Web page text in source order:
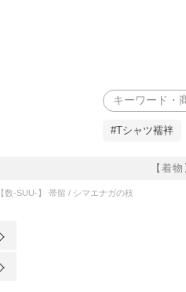
【着物
検索
#Tシャツ襦袢
【数-SUU-】 帯留 / シマエナガの枝